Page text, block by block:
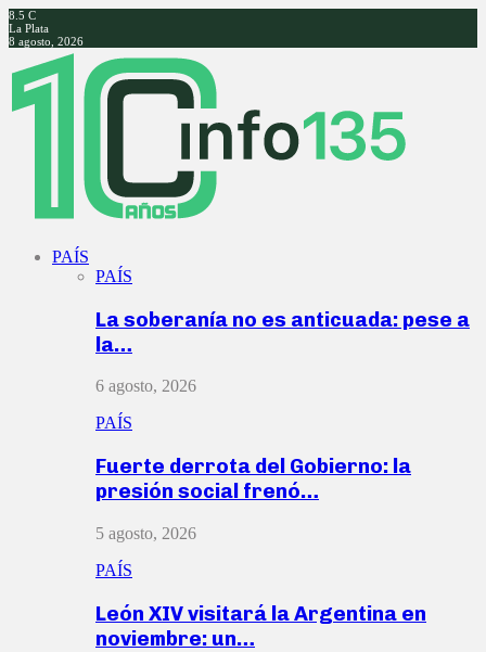
8.5 C
La Plata
8 agosto, 2026
Facebook
Twitter
Instagram
Youtube
PAÍS
PAÍS
La soberanía no es anticuada: pese a
la…
6 agosto, 2026
PAÍS
Fuerte derrota del Gobierno: la
presión social frenó…
5 agosto, 2026
PAÍS
León XIV visitará la Argentina en
noviembre: un…